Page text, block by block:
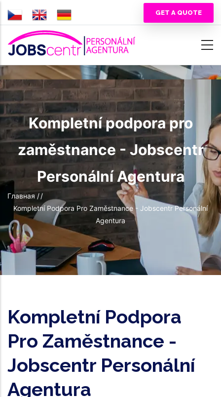
Перейти
основному
содержанию
GET A QUOTE
Kompletní podpora pro
zaměstnance - Jobscentr
Personální Agentura
Строка
навигации
Главная //
Kompletní Podpora Pro Zaměstnance - Jobscentr Personální
Agentura
Kompletní Podpora
Pro Zaměstnance -
Jobscentr Personální
Agentura